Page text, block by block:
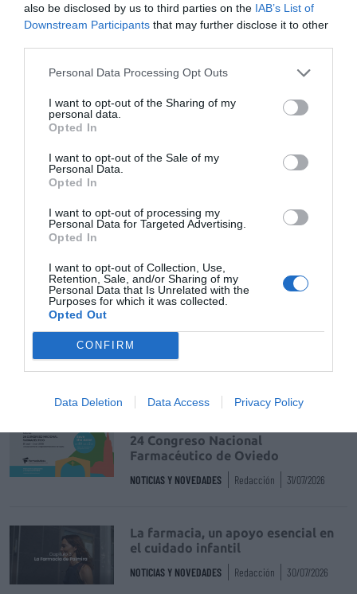
also be disclosed by us to third parties on the IAB’s List of
Downstream Participants that may further disclose it to other
Personal Data Processing Opt Outs
I want to opt-out of the Sharing of my
personal data.
Opted In
I want to opt-out of the Sale of my
Personal Data.
Opted In
I want to opt-out of processing my
Personal Data for Targeted Advertising.
Opted In
I want to opt-out of Collection, Use,
Retention, Sale, and/or Sharing of my
Personal Data that Is Unrelated with the
Purposes for which it was collected.
Opted Out
CONFIRM
Data Deletion Data Access Privacy Policy
AñadirEl Farmacéuticocomo fuente preferida
ACTIVAR AHORA
farmaconsulting transacciones
compraventa de farmacia
Destacados
de uso humano: seguridad y
trazabilidad
DIGITAL Isabel Marín Moral 28/07/2026
24 Congreso Nacional
Farmacéutico de Oviedo
NOTICIAS Y NOVEDADES Redacción 31/07/2026
La farmacia, un apoyo esencial en
el cuidado infantil
NOTICIAS Y NOVEDADES Redacción 30/07/2026